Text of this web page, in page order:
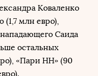
Коваленко
млн евро),
Саида
остальных
«Пари НН» (90